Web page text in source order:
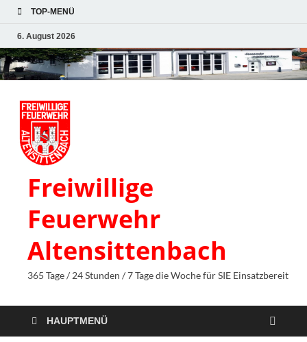
TOP-MENÜ
6. August 2026
Freiwillige
Feuerwehr
Altensittenbach
365 Tage / 24 Stunden / 7 Tage die Woche für SIE Einsatzbereit
HAUPTMENÜ